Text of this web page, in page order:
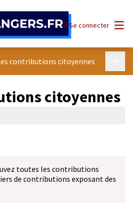
Se connecter
contributions citoyennes
citoyennes
toutes les contributions
de contributions exposant des